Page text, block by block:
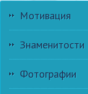
Мотивация
Знаменитости
Фотографии